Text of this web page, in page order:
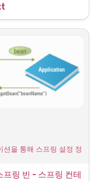
등 제공하는 인터
을 통해 스프링 설정 정
링 빈 - 스프링 컨테